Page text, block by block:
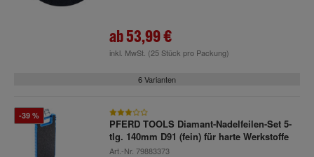
ab53,99 €
inkl. MwSt. (25 Stück pro Packung)
6 Varianten
-39 %
PFERD TOOLS Diamant-Nadelfeilen-Set 5-
tlg. 140mm D91 (fein) für harte Werkstoffe
Art.-Nr. 79883373